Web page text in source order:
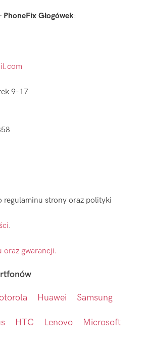
Głogówek:
9-17
regulaminu strony oraz polityki
.
oraz gwarancji.
Huawei Samsung
HTC Lenovo Microsoft